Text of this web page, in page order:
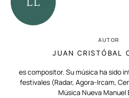
AUTOR
JUAN CRISTÓBAL
es compositor. Su música ha sido
festivales (Radar, Agora-Ircam,
Música Nueva Manuel